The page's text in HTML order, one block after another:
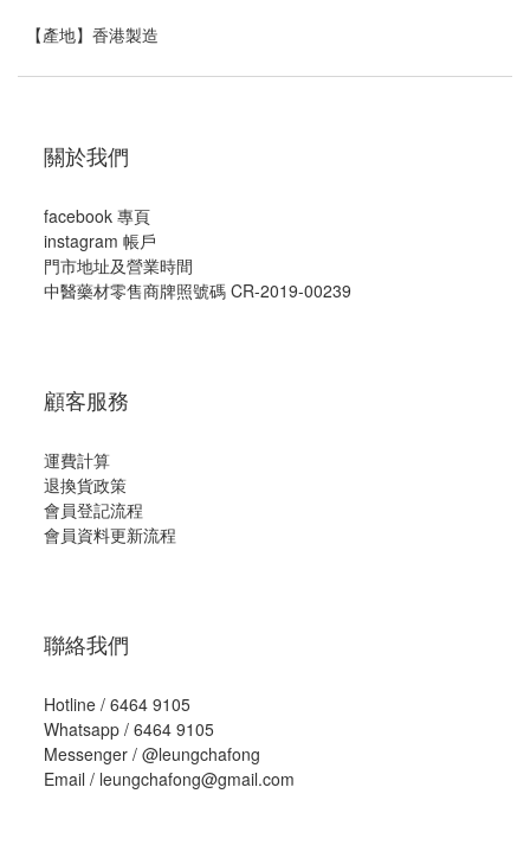
【產地】香港製造
關於我們
facebook 專頁
instagram 帳戶
門市地址及營業時間
中醫藥材零售商牌照號碼 CR-2019-00239
顧客服務
運費計算
退換貨政策
會員登記流程
會員資料更新流程
聯絡我們
Hotline / 6464 9105
Whatsapp / 6464 9105
Messenger / @leungchafong
Email / leungchafong@gmail.com